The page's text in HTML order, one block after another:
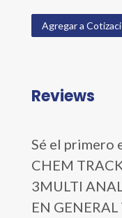
Agregar a
Reviews
Sé el primero
CHEM
3MULTI
EN